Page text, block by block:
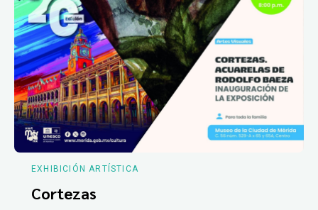
EXHIBICIÓN ARTÍSTICA
Cortezas